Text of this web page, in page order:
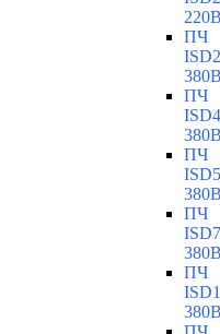
ПЧ
ПЧ
ПЧ
ПЧ
ПЧ